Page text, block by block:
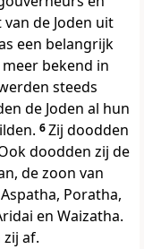
de Joden uit
een belangrijk
bekend in
steeds
de Joden al hun
6Zij doodden
doodden zij de
de zoon van
Poratha,
en Waizatha.
af.